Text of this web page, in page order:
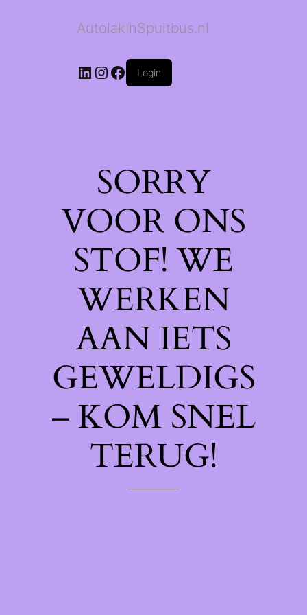
AutolakInSpuitbus.nl
LinkedIn
Instagram
Facebook
Login
SORRY
VOOR ONS
STOF! WE
WERKEN
AAN IETS
GEWELDIGS
– KOM SNEL
TERUG!